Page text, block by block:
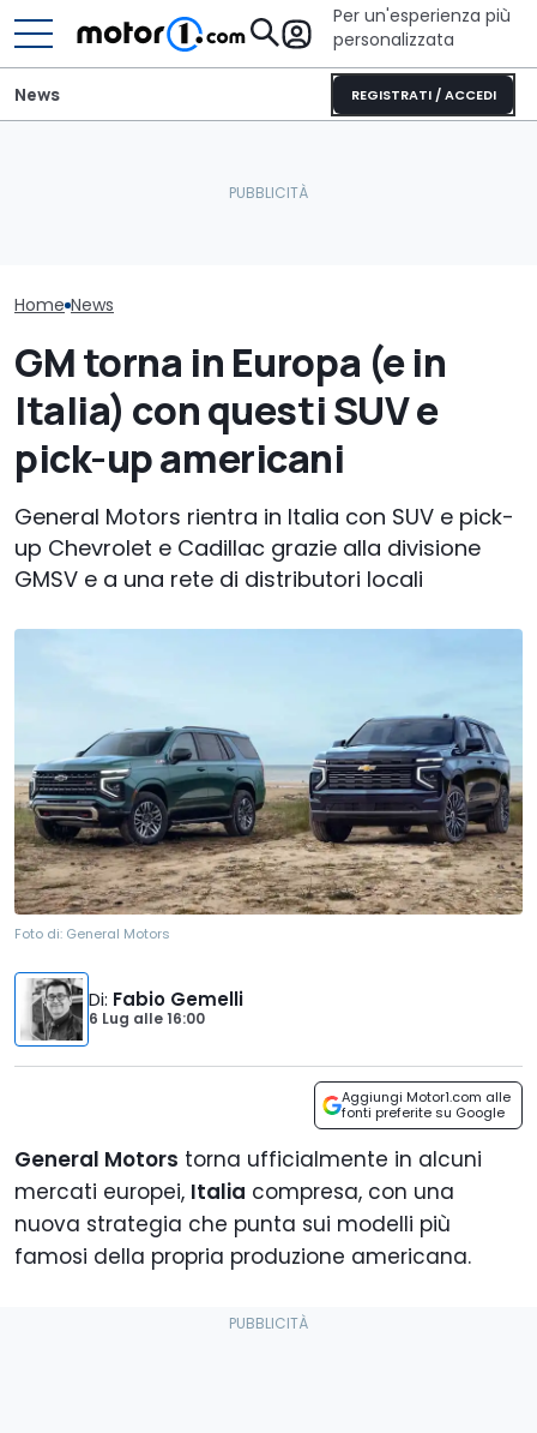
Per un'esperienza più
personalizzata
REGISTRATI / ACCEDI
News
Home News
GM torna in Europa (e in
Italia) con questi SUV e
pick-up americani
General Motors rientra in Italia con SUV e pick-
up Chevrolet e Cadillac grazie alla divisione
GMSV e a una rete di distributori locali
Foto di: General Motors
Di: Fabio Gemelli
6 Lug alle16:00
Aggiungi Motor1.com alle
fonti preferite su Google
General Motors torna ufficialmente in alcuni
mercati europei, Italia compresa, con una
nuova strategia che punta sui modelli più
famosi della propria produzione americana.